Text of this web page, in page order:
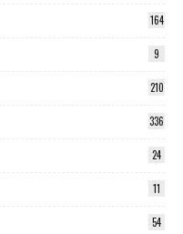
164
9
210
336
24
11
54